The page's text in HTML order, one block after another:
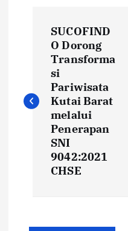
t
SUCOFIND
O Dorong
Transforma
si
Pariwisata
Kutai Barat
melalui
Penerapan
SNI
9042:2021
CHSE